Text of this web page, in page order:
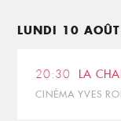
LUNDI 10
20:30 LA
CINÉMA YVES